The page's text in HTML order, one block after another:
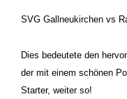
SVG
Dies bedeutete den
der mit einem schönen
Starter, weiter so!